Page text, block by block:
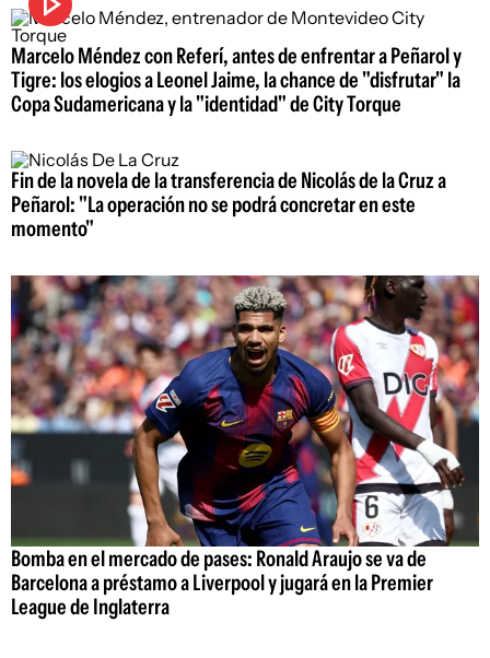
Marcelo Méndez con Referí, antes de enfrentar a Peñarol y
Tigre: los elogios a Leonel Jaime, la chance de "disfrutar" la
Copa Sudamericana y la "identidad" de City Torque
Fin de la novela de la transferencia de Nicolás de la Cruz a
Peñarol: "La operación no se podrá concretar en este
momento"
Bomba en el mercado de pases: Ronald Araujo se va de
Barcelona a préstamo a Liverpool y jugará en la Premier
League de Inglaterra